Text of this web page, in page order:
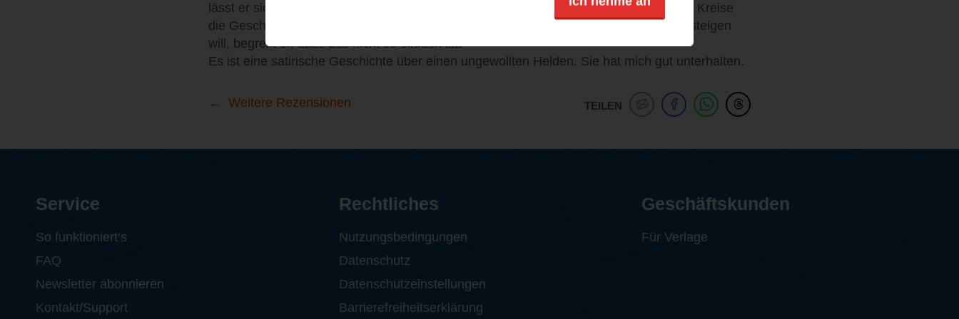
lässt er sich darauf ein. Für ihn ist es so etwas wie ein Spiel und er ahnt nicht, welche Kreise
die Geschichte ziehen wird. Es lohnt sich für Hartung, doch als er aus der Sache aussteigen
will, begreift er, dass das nicht so einfach ist.
Es ist eine satirische Geschichte über einen ungewollten Helden. Sie hat mich gut unterhalten.
TEILEN
Weitere Rezensionen
Service
So funktioniert‘s
FAQ
Newsletter abonnieren
Kontakt/Support
Rechtliches
Nutzungsbedingungen
Datenschutz
Datenschutzeinstellungen
Barrierefreiheitserklärung
Geschäftskunden
Für Verlage